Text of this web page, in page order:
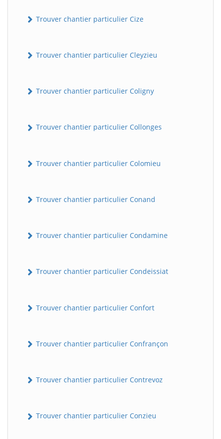
Trouver chantier particulier Cize
Trouver chantier particulier Cleyzieu
Trouver chantier particulier Coligny
Trouver chantier particulier Collonges
Trouver chantier particulier Colomieu
Trouver chantier particulier Conand
Trouver chantier particulier Condamine
Trouver chantier particulier Condeissiat
Trouver chantier particulier Confort
Trouver chantier particulier Confrançon
Trouver chantier particulier Contrevoz
Trouver chantier particulier Conzieu
B Assistant en ligne